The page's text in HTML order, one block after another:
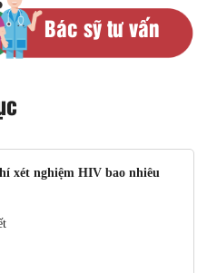
Bác sỹ tư vấn
xét nghiệm HIV bao nhiêu